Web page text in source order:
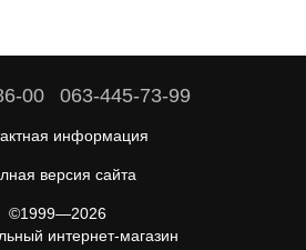
00 063-445-73-99
информация
версия сайта
©1999—2026
интернет-магазин